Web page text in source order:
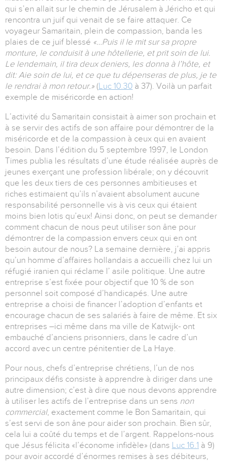
qui s’en allait sur le chemin de Jérusalem à Jéricho et qui
rencontra un juif qui venait de se faire attaquer. Ce
voyageur Samaritain, plein de compassion, banda les
plaies de ce juif blessé «…Puis il le mit sur sa propre
monture, le conduisit à une hôtellerie, et prit soin de lui.
Le lendemain, il tira deux deniers, les donna à l’hôte, et
dit: Aie soin de lui, et ce que tu dépenseras de plus, je te
le rendrai à mon retour.» (Luc 10.30 à 37). Voilà un parfait
exemple de miséricorde en action!
L’activité du Samaritain consistait à aimer son prochain et
à se servir des actifs de son affaire pour démontrer de la
miséricorde et de la compassion à ceux qui en avaient
besoin. Dans l’édition du 5 septembre 1997, le London
Times publia les résultats d’une étude réalisée auprès de
jeunes exerçant une profession libérale; on y découvrit
que les deux tiers de ces personnes ambitieuses et
riches estimaient qu’ils n’avaient absolument aucune
responsabilité personnelle vis à vis ceux qui étaient
moins bien lotis qu’eux! Ainsi donc, on peut se demander
comment chacun de nous peut utiliser son âne pour
démontrer de la compassion envers ceux qui en ont
besoin autour de nous? La semaine dernière, j’ai appris
qu’un homme d’affaires hollandais a accueilli chez lui un
réfugié iranien qui réclame l’ asile politique. Une autre
entreprise s’est fixée pour objectif que 10 % de son
personnel soit composé d’handicapés. Une autre
entreprise a choisi de financer l’adoption d’enfants et
encourage chacun de ses salariés à faire de même. Et six
entreprises –ici même dans ma ville de Katwijk- ont
embauché d’anciens prisonniers, dans le cadre d’un
accord avec un centre pénitentier de La Haye.
Pour nous, chefs d’entreprise chrétiens, l’un de nos
principaux défis consiste à apprendre à diriger dans une
autre dimension; c’est à dire que nous devons apprendre
à utiliser les actifs de l’entreprise dans un sens non
commercial, exactement comme le Bon Samaritain, qui
s’est servi de son âne pour aider son prochain. Bien sûr,
cela lui a coûté du temps et de l’argent. Rappelons-nous
que Jésus félicita «l’économe infidèle» (dans Luc 16.1 à 9)
pour avoir accordé d’énormes remises à ses débiteurs,